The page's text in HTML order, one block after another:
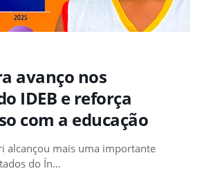
avanço nos
IDEB e reforça
com a educação
alcançou mais uma importante
do Ín…